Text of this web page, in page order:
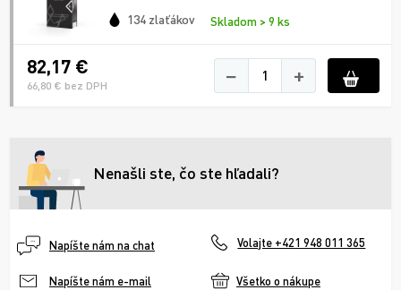
134 zlaťákov Skladom > 9 ks
82,17 €
66,80 € bez DPH − +
Nenašli ste, čo ste hľadali?
Napíšte nám na chat Volajte +421 948 011 365
Napíšte nám e-mail Všetko o nákupe